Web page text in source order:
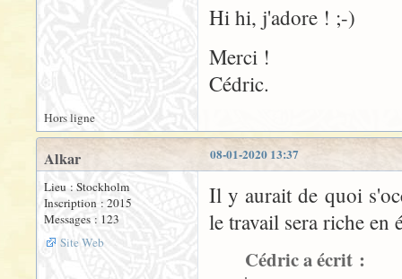
Hi hi, j'adore ! ;-)
Merci !
Cédric.
Hors ligne
08-01-2020 13:37
Alkar
Lieu : Stockholm
Inscription : 2015
Messages : 123
Site Web
Il y aurait de quoi
le travail sera riche en
Cédric a écrit :